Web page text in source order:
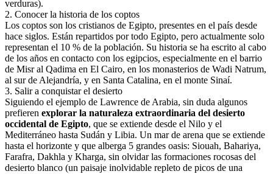
verduras).
2. Conocer la historia de los coptos
Los coptos son los cristianos de Egipto, presentes en el país desde
hace siglos. Están repartidos por todo Egipto, pero actualmente solo
representan el 10 % de la población. Su historia se ha escrito al cabo
de los años en contacto con los egipcios, especialmente en el barrio
de Misr al Qadima en El Cairo, en los monasterios de Wadi Natrum,
al sur de Alejandría, y en Santa Catalina, en el monte Sinaí.
3. Salir a conquistar el desierto
Siguiendo el ejemplo de Lawrence de Arabia, sin duda algunos
prefieren explorar la naturaleza extraordinaria del desierto
occidental de Egipto, que se extiende desde el Nilo y el
Mediterráneo hasta Sudán y Libia. Un mar de arena que se extiende
hasta el horizonte y que alberga 5 grandes oasis: Siouah, Bahariya,
Farafra, Dakhla y Kharga, sin olvidar las formaciones rocosas del
desierto blanco (un paisaje inolvidable repleto de picos de una